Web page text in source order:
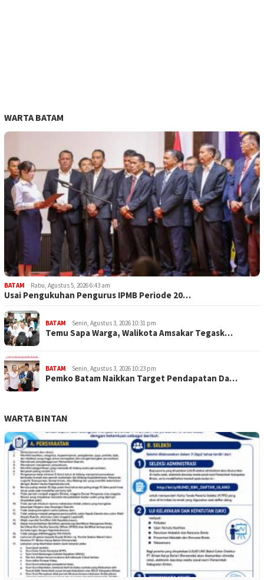
WARTA BATAM
BATAM Rabu, Agustus 5, 2026 6:43 am
Usai Pengukuhan Pengurus IPMB Periode 20…
BATAM Senin, Agustus 3, 2026 10:31 pm
Temu Sapa Warga, Walikota Amsakar Tegask…
BATAM Senin, Agustus 3, 2026 10:23 pm
Pemko Batam Naikkan Target Pendapatan Da…
WARTA BINTAN